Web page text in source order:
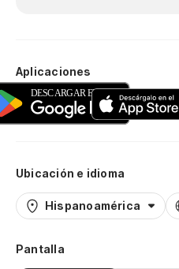
Aplicaciones
Ubicación e idioma
Hispanoamérica
Pantalla